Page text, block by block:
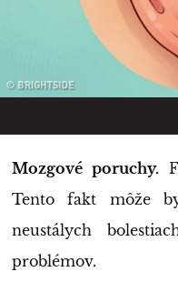
Mozgové poruchy.
Tento fakt môže
neustálych
problémov.